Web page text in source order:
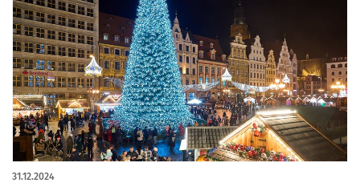
31.12.2024
artykuł z galerią zdjęć